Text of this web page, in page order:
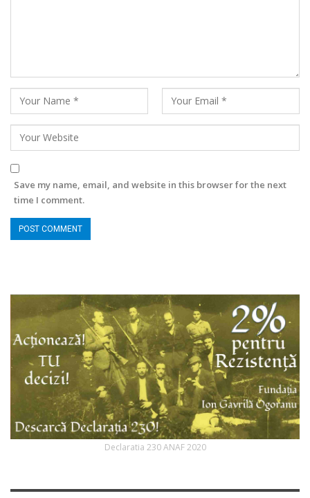
Save my name, email, and website in this browser for the next
time I comment.
Declaratia 230 ANAF 2020